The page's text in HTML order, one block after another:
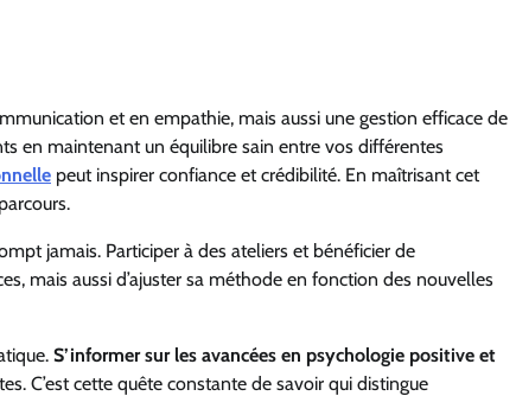
et en empathie, mais aussi une gestion efficace de
en maintenant un équilibre sain entre vos différentes
peut inspirer confiance et crédibilité. En maîtrisant cet
jamais. Participer à des ateliers et bénéficier de
mais aussi d’ajuster sa méthode en fonction des nouvelles
S’informer sur les avancées en psychologie positive et
C’est cette quête constante de savoir qui distingue